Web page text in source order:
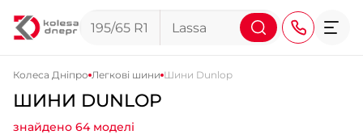
Колеса Дніпро Легкові шини Шини Dunlop
ШИНИ DUNLOP
знайдено 64 моделі